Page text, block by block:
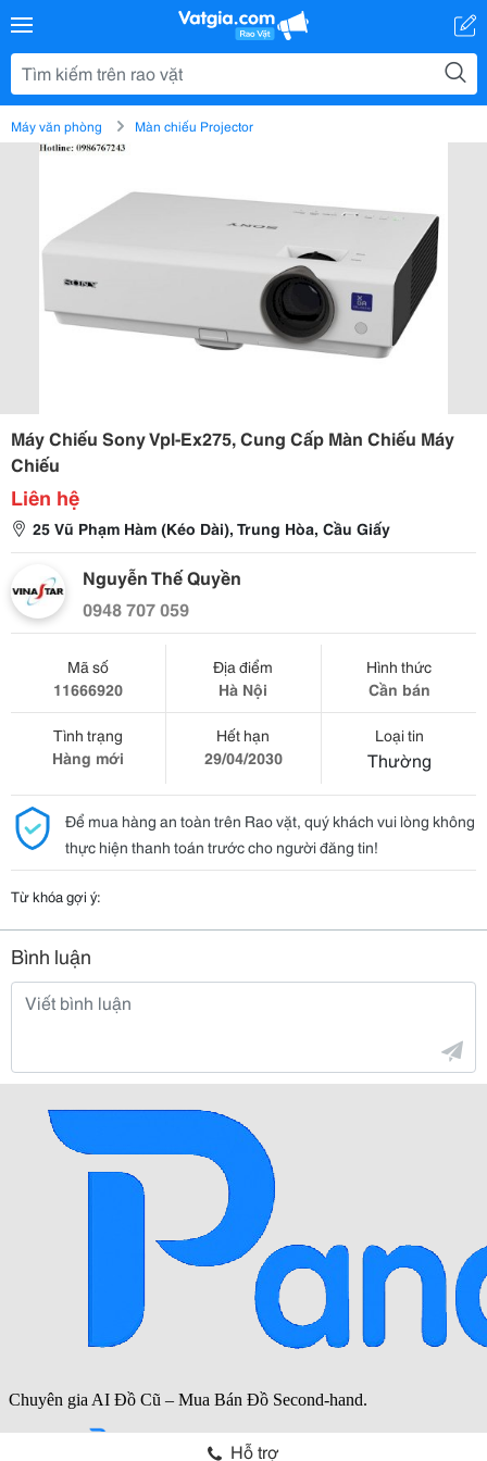
Máy văn phòng Màn chiếu Projector
Máy Chiếu Sony Vpl-Ex275, Cung Cấp Màn Chiếu Máy
Chiếu
Liên hệ
25 Vũ Phạm Hàm (Kéo Dài), Trung Hòa, Cầu Giấy
Nguyễn Thế Quyền
0948 707 059
Mã số
11666920
Địa điểm
Hà Nội
Hình thức
Cần bán
Tình trạng
Hàng mới
Hết hạn
29/04/2030
Loại tin
Thường
Để mua hàng an toàn trên Rao vặt, quý khách vui lòng không
thực hiện thanh toán trước cho người đăng tin!
Từ khóa gợi ý:
Bình luận
Hỗ trợ